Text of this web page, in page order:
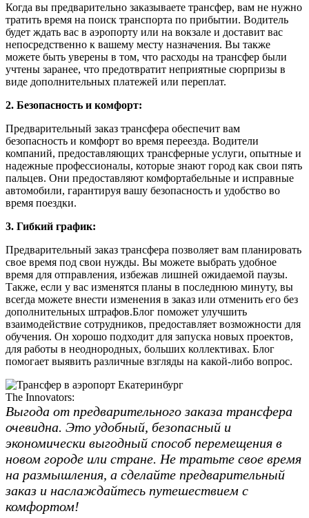
Когда вы предварительно заказываете трансфер, вам не нужно
тратить время на поиск транспорта по прибытии. Водитель
будет ждать вас в аэропорту или на вокзале и доставит вас
непосредственно к вашему месту назначения. Вы также
можете быть уверены в том, что расходы на трансфер были
учтены заранее, что предотвратит неприятные сюрпризы в
виде дополнительных платежей или переплат.
2. Безопасность и комфорт:
Предварительный заказ трансфера обеспечит вам
безопасность и комфорт во время переезда. Водители
компаний, предоставляющих трансферные услуги, опытные и
надежные профессионалы, которые знают город как свои пять
пальцев. Они предоставляют комфортабельные и исправные
автомобили, гарантируя вашу безопасность и удобство во
время поездки.
3. Гибкий график:
Предварительный заказ трансфера позволяет вам планировать
свое время под свои нужды. Вы можете выбрать удобное
время для отправления, избежав лишней ожидаемой паузы.
Также, если у вас изменятся планы в последнюю минуту, вы
всегда можете внести изменения в заказ или отменить его без
дополнительных штрафов.Блог поможет улучшить
взаимодействие сотрудников, предоставляет возможности для
обучения. Он хорошо подходит для запуска новых проектов,
для работы в неоднородных, больших коллективах. Блог
помогает выявить различные взгляды на какой-либо вопрос.
The Innovators:
Выгода от предварительного заказа трансфера
очевидна. Это удобный, безопасный и
экономически выгодный способ перемещения в
новом городе или стране. Не тратьте свое время
на размышления, а сделайте предварительный
заказ и наслаждайтесь путешествием с
комфортом!